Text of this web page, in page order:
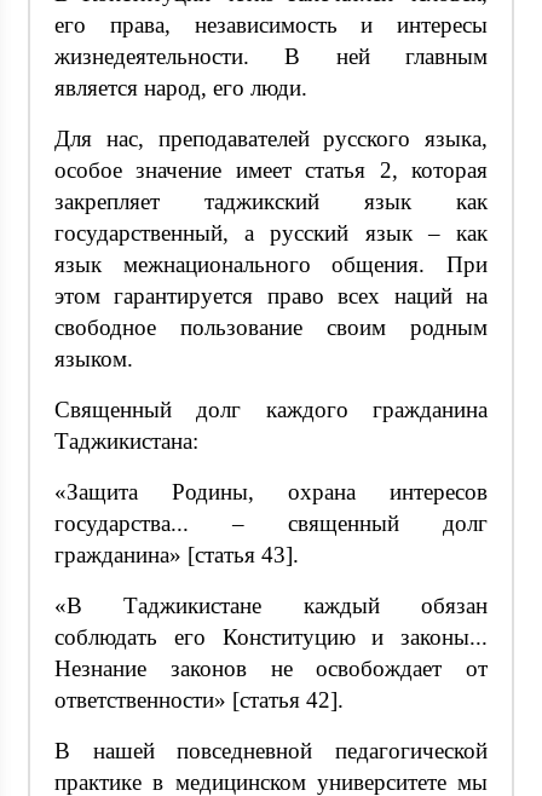
его права, независимость и интересы
жизнедеятельности. В ней главным
является народ, его люди.
Для нас, преподавателей русского языка,
особое значение имеет статья 2, которая
закрепляет таджикский язык как
государственный, а русский язык – как
язык межнационального общения. При
этом гарантируется право всех наций на
свободное пользование своим родным
языком.
Священный долг каждого гражданина
Таджикистана:
«Защита Родины, охрана интересов
государства... – священный долг
гражданина» [статья 43].
«В Таджикистане каждый обязан
соблюдать его Конституцию и законы...
Незнание законов не освобождает от
ответственности» [статья 42].
В нашей повседневной педагогической
практике в медицинском университете мы